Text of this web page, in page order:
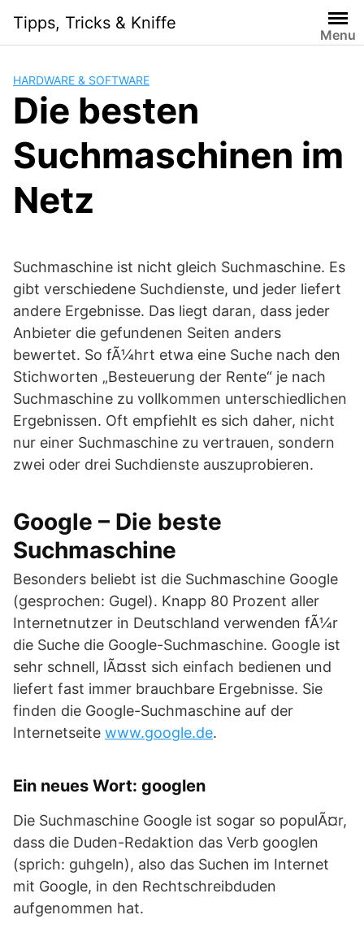
content
Tipps, Tricks & Kniffe
Menu
HARDWARE & SOFTWARE
Die besten
Suchmaschinen im
Netz
Suchmaschine ist nicht gleich Suchmaschine. Es
gibt verschiedene Suchdienste, und jeder liefert
andere Ergebnisse. Das liegt daran, dass jeder
Anbieter die gefundenen Seiten anders
bewertet. So fÃ¼hrt etwa eine Suche nach den
Stichworten „Besteuerung der Rente“ je nach
Suchmaschine zu vollkommen unterschiedlichen
Ergebnissen. Oft empfiehlt es sich daher, nicht
nur einer Suchmaschine zu vertrauen, sondern
zwei oder drei Suchdienste auszuprobieren.
Google – Die beste
Suchmaschine
Besonders beliebt ist die Suchmaschine Google
(gesprochen: Gugel). Knapp 80 Prozent aller
Internetnutzer in Deutschland verwenden fÃ¼r
die Suche die Google-Suchmaschine. Google ist
sehr schnell, lÃ¤sst sich einfach bedienen und
liefert fast immer brauchbare Ergebnisse. Sie
finden die Google-Suchmaschine auf der
Internetseite www.google.de.
Ein neues Wort: googlen
Die Suchmaschine Google ist sogar so populÃ¤r,
dass die Duden-Redaktion das Verb googlen
(sprich: guhgeln), also das Suchen im Internet
mit Google, in den Rechtschreibduden
aufgenommen hat.